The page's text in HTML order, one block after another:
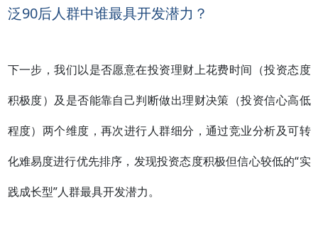
泛90后人群中谁最具开发潜力？
下一步，我们以是否愿意在投资理财上花费时间（投资态度
积极度）及是否能靠自己判断做出理财决策（投资信心高低
程度）两个维度，再次进行人群细分，通过竞业分析及可转
化难易度进行优先排序，发现投资态度积极但信心较低的“实
践成长型”人群最具开发潜力。